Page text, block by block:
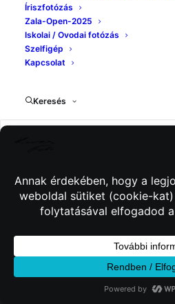
Íriszfotózás
Zala-Open-2025
Iskolai / Ovodai fotózás
Szelfigép
Kapcsolat
Keresés
© 2026 Kincses Fotó.